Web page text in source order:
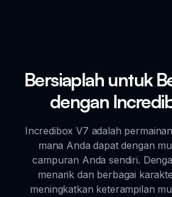
Bersiaplah untuk
dengan
Incredibox V7 adalah
mana Anda dapat dengan
campuran Anda sendiri.
menarik dan berbagai
meningkatkan keterampilan